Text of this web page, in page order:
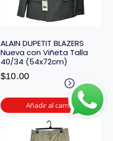
ALAIN DUPETIT BLAZERS
Nueva con Viñeta Talla
40/34 (54x72cm)
$10.00
Añadir al carrito